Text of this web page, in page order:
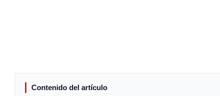
Contenido del artículo